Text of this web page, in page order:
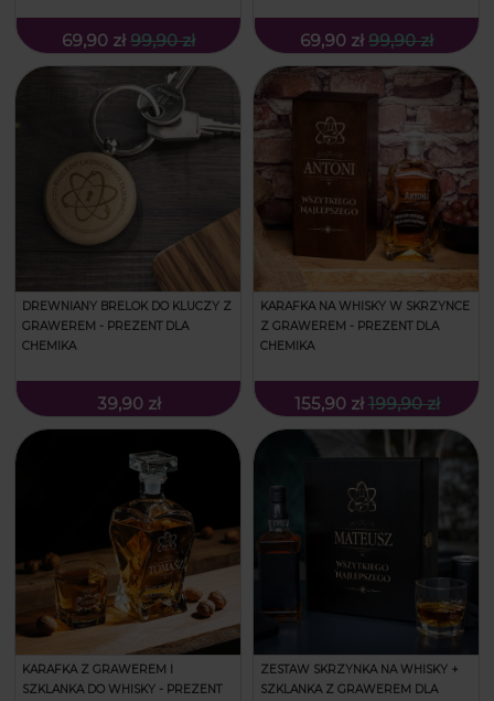
69,90 zł 99,90 zł 69,90 zł 99,90 zł
DREWNIANY BRELOK DO KLUCZY Z
GRAWEREM - PREZENT DLA
CHEMIKA
39,90 zł
KARAFKA NA WHISKY W SKRZYNCE
Z GRAWEREM - PREZENT DLA
CHEMIKA
155,90 zł 199,90 zł
KARAFKA Z GRAWEREM I
SZKLANKA DO WHISKY - PREZENT
ZESTAW SKRZYNKA NA WHISKY +
SZKLANKA Z GRAWEREM DLA